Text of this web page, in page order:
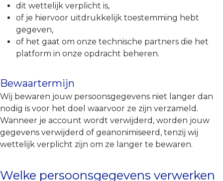
dit wettelijk verplicht is,
of je hiervoor uitdrukkelijk toestemming hebt
gegeven,
of het gaat om onze technische partners die het
platform in onze opdracht beheren.
Bewaartermijn
Wij bewaren jouw persoonsgegevens niet langer dan
nodig is voor het doel waarvoor ze zijn verzameld.
Wanneer je account wordt verwijderd, worden jouw
gegevens verwijderd of geanonimiseerd, tenzij wij
wettelijk verplicht zijn om ze langer te bewaren.
Welke persoonsgegevens verwerken